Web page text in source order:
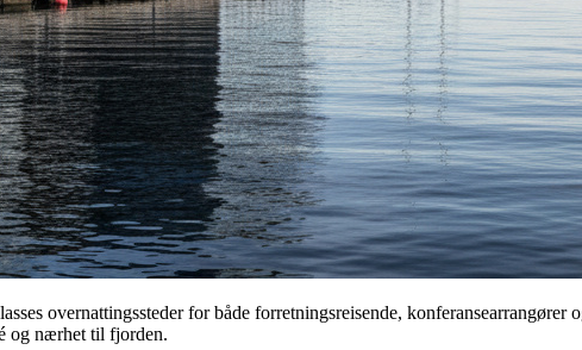
overnattingssteder for både forretningsreisende, konferansearrangører
og nærhet til fjorden.